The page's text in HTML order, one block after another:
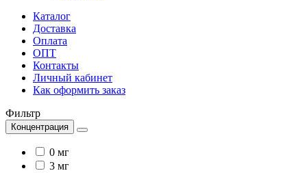
Каталог
Доставка
Оплата
ОПТ
Контакты
Личный кабинет
Как оформить заказ
Фильтр
Концентрация
0 мг
3 мг